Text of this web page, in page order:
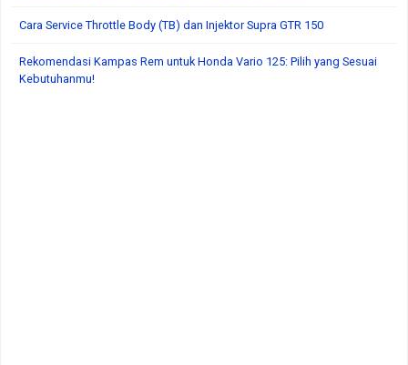
Cara Service Throttle Body (TB) dan Injektor Supra GTR 150
Rekomendasi Kampas Rem untuk Honda Vario 125: Pilih yang Sesuai
Kebutuhanmu!